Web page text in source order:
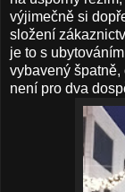
výjimečně si
složení
je to s
vybavený
není pro dva